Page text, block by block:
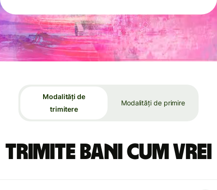
Modalități de
trimitere
Modalități de primire
Trimite bani cum vrei